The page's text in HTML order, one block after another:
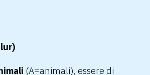
(A=animali), essere di